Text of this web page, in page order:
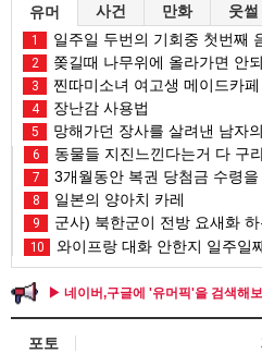
유머 사건 만화 웃썰
1 일주일 두번의 기회중 첫번째
2 쫒길때 나무위에 올라가면 안
3 찐따미소녀 여고생 메이드카
4 장난감 사용법
5 망해가던 장사를 살려낸 남자의
6 동물들 지진느낀다는거 다 구
7 3개월동안 복권 당첨금 수령
8 일본의 양아치 카레
9 군사) 북한군이 전방 요새화
10 와이프랑 대화 안한지 일주일
▶ 네이버,구글에 '유머픽'을 검색해
포토